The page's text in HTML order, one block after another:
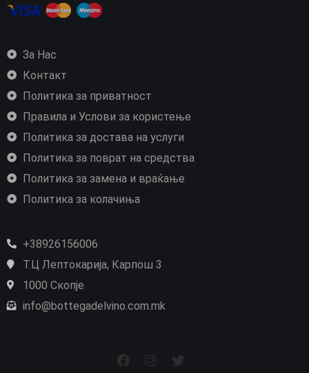
За Нас
Контакт
Политика за приватност
Правила и Услови за користење
Политика за достава на услуги
Политика за поврат на средства
Политика за замена и враќање
Политика за колачиња
+38926156006
Т.Ц Лептокарија, Карпош 3
1000 Скопје
info@bottegadelvino.com.mk